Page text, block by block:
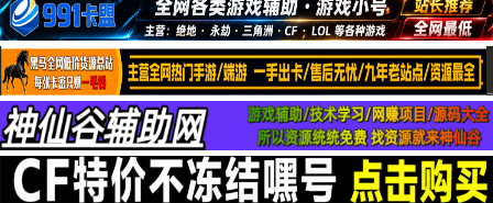
值得一看
两性情感